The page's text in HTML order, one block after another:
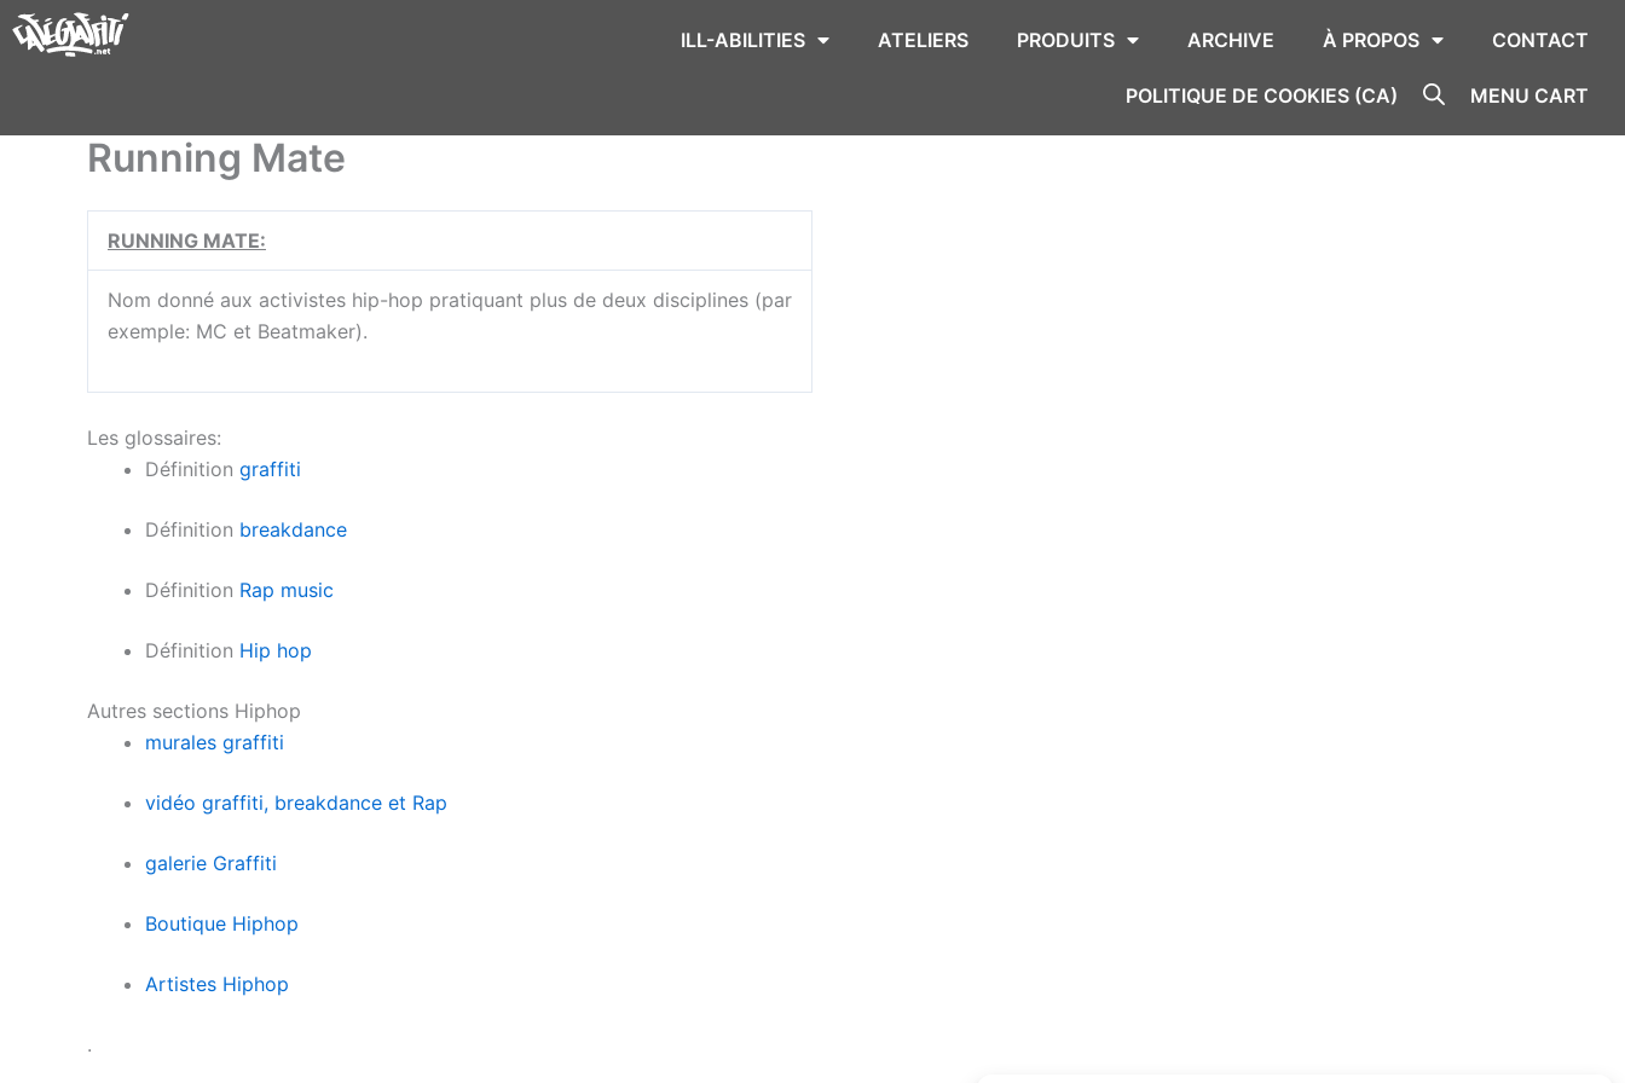
Aller
au
ILL-ABILITIES ATELIERS PRODUITS ARCHIVE À PROPOS CONTACT
POLITIQUE DE COOKIES (CA) MENU CART
Running Mate
RUNNING MATE:
Nom donné aux activistes hip-hop pratiquant plus de deux disciplines (par
exemple: MC et Beatmaker).
Les glossaires:
Définition graffiti
Définition breakdance
Définition Rap music
Définition Hip hop
Autres sections Hiphop
murales graffiti
vidéo graffiti, breakdance et Rap
galerie Graffiti
Boutique Hiphop
Artistes Hiphop
.